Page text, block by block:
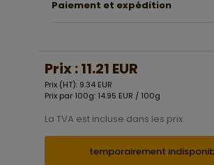
Paiement et expédition
Prix :11.21 EUR
Prix (HT): 9.34 EUR
Prix par 100g: 14.95 EUR / 100g
La TVA est incluse dans les prix.
temporairement